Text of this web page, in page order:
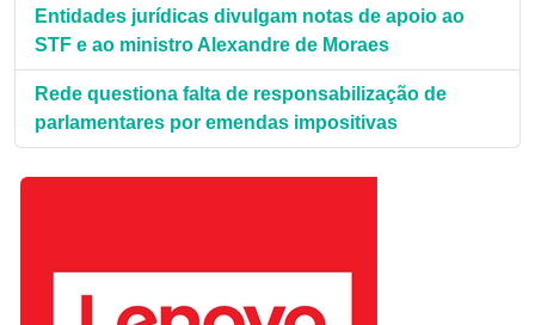
Entidades jurídicas divulgam notas de apoio ao
STF e ao ministro Alexandre de Moraes
Rede questiona falta de responsabilização de
parlamentares por emendas impositivas